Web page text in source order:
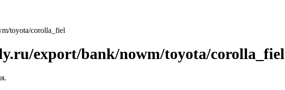
toyota/corolla_fiel
export/bank/nowm/toyota/corolla_fiel